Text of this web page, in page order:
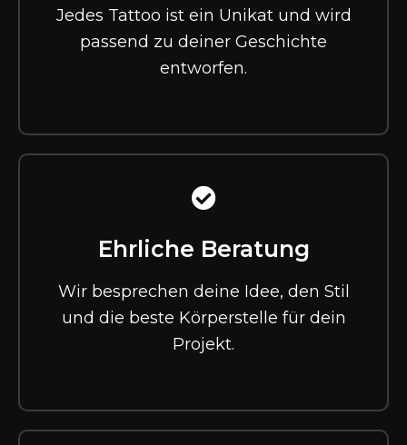
Jedes Tattoo ist ein Unikat und wird
passend zu deiner Geschichte
entworfen.
Ehrliche Beratung
Wir besprechen deine Idee, den Stil
und die beste Körperstelle für dein
Projekt.